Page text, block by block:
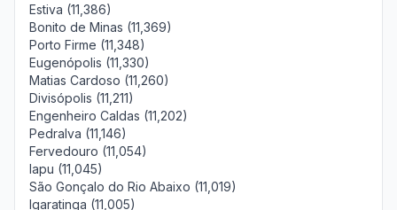
Estiva (11,386)
Bonito de Minas (11,369)
Porto Firme (11,348)
Eugenópolis (11,330)
Matias Cardoso (11,260)
Divisópolis (11,211)
Engenheiro Caldas (11,202)
Pedralva (11,146)
Fervedouro (11,054)
Iapu (11,045)
São Gonçalo do Rio Abaixo (11,019)
Igaratinga (11,005)